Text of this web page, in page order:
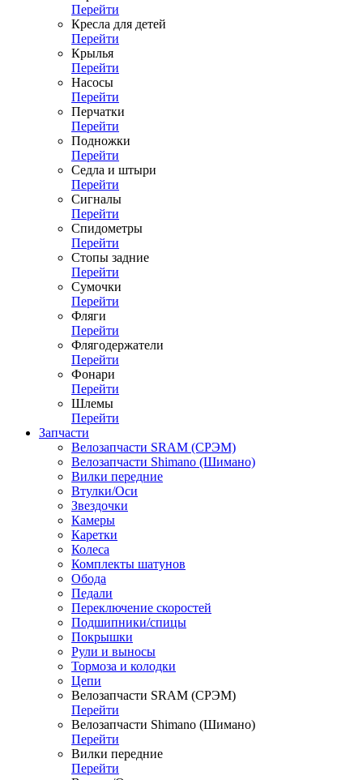
Перейти
Кресла для детей
Перейти
Крылья
Перейти
Насосы
Перейти
Перчатки
Перейти
Подножки
Перейти
Седла и штыри
Перейти
Сигналы
Перейти
Спидометры
Перейти
Стопы задние
Перейти
Сумочки
Перейти
Фляги
Перейти
Флягодержатели
Перейти
Фонари
Перейти
Шлемы
Перейти
Запчасти
Велозапчасти SRAM (СРЭМ)
Велозапчасти Shimano (Шимано)
Вилки передние
Втулки/Оси
Звездочки
Камеры
Каретки
Колеса
Комплекты шатунов
Обода
Педали
Переключение скоростей
Подшипники/спицы
Покрышки
Рули и выносы
Тормоза и колодки
Цепи
Велозапчасти SRAM (СРЭМ)
Перейти
Велозапчасти Shimano (Шимано)
Перейти
Вилки передние
Перейти